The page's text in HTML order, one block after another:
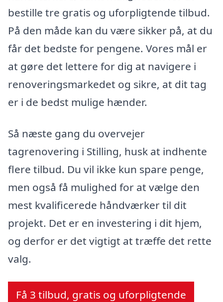
bestille tre gratis og uforpligtende tilbud.
På den måde kan du være sikker på, at du
får det bedste for pengene. Vores mål er
at gøre det lettere for dig at navigere i
renoveringsmarkedet og sikre, at dit tag
er i de bedst mulige hænder.
Så næste gang du overvejer
tagrenovering i Stilling, husk at indhente
flere tilbud. Du vil ikke kun spare penge,
men også få mulighed for at vælge den
mest kvalificerede håndværker til dit
projekt. Det er en investering i dit hjem,
og derfor er det vigtigt at træffe det rette
valg.
Få 3 tilbud, gratis og uforpligtende